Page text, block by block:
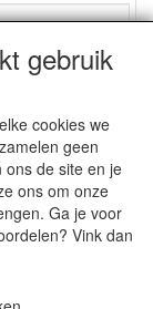
gebruik
cookies we
geen
ons de site en je
ons om onze
Ga je voor
Vink dan